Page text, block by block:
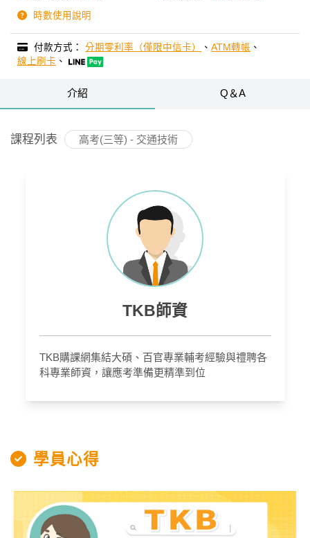
時數使用說明
付款方式：分期零利率（僅限中信卡） 、ATM轉帳 、
線上刷卡 、
介紹 Q＆A
課程列表 高考(三等) - 交通技術
學員心得
TKB師資
TKB購課網集結大碩、百官專業輔考經驗與禮聘各
科專業師資，讓應考準備更精準到位